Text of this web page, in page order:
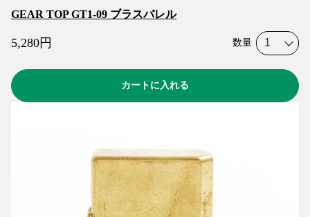
GEAR TOP GT1-09 ブラスバレル
5,280円 数量
カートに入れる